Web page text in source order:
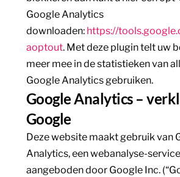
Google Analytics
downloaden: https://
aoptout. Met deze plugin telt uw
meer mee in de statistieken van
Google Analytics gebruiken.
Google Analytics –
Google
Deze website maakt gebruik van
Analytics, een webanalyse-
aangeboden door Google Inc.